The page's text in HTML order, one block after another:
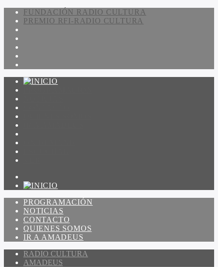
FUNDACIÓN RADIO CULTURA
PREMIO RFI-RADIO CULTURA
PROGRAMACIÓN
NOTICIAS
CONTACTO
QUIENES SOMOS
IR A AMADEUS
RADIO CULTURA
AMADEUS